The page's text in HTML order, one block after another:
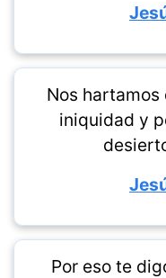
Nos
iniquidad y
Por eso te